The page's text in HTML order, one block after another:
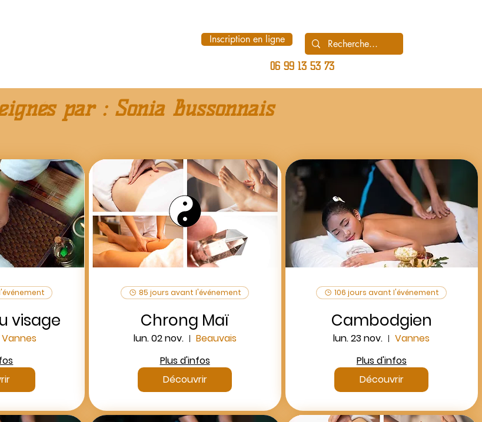
Inscription en ligne
06 99 13 53 73
par : Sonia Bussonnais
visage
Vannes
85 jours avant l'événement
Chrong Maï
lun. 02 nov.
Beauvais
Plus d'infos
Découvrir
106 jours avant l'événement
Cambodgien
lun. 23 nov.
Vannes
Plus d'infos
Découvrir